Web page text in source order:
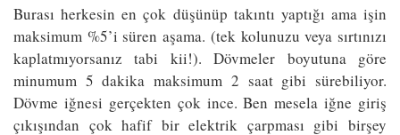
Burası herkesin en çok düşünüp takıntı yaptığı ama işin
maksimum %5’i süren aşama. (tek kolunuzu veya sırtınızı
kaplatmıyorsanız tabi kii!). Dövmeler boyutuna göre
minumum 5 dakika maksimum 2 saat gibi sürebiliyor.
Dövme iğnesi gerçekten çok ince. Ben mesela iğne giriş
çıkışından çok hafif bir elektrik çarpması gibi birşey